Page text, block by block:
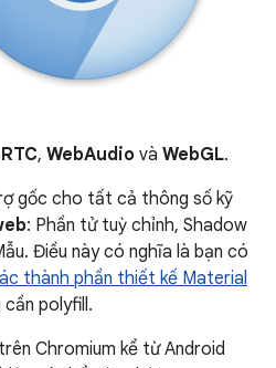
, WebAudio và WebGL.
gốc cho tất cả thông số kỹ
: Phần tử tuỳ chỉnh, Shadow
Điều này có nghĩa là bạn có
thành phần thiết kế Material
polyfill.
Chromium kể từ Android